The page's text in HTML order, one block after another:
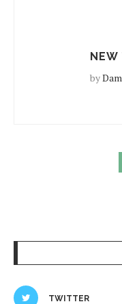
NEW
by
TWITTER